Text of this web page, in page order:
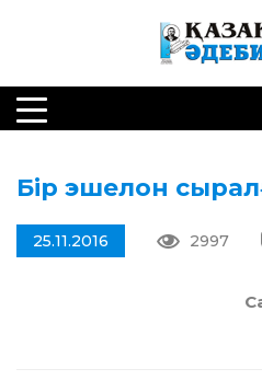
Бір эшелон
25.11.2016 2997